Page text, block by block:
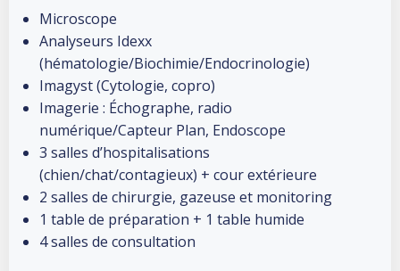
Microscope
Analyseurs Idexx
(hématologie/Biochimie/Endocrinologie)
Imagyst (Cytologie, copro)
Imagerie : Échographe, radio
numérique/Capteur Plan, Endoscope
3 salles d’hospitalisations
(chien/chat/contagieux) + cour extérieure
2 salles de chirurgie, gazeuse et monitoring
1 table de préparation + 1 table humide
4 salles de consultation